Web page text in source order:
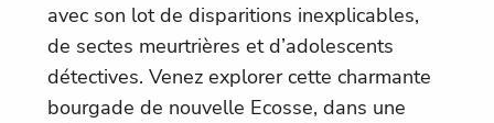
avec son lot de disparitions inexplicables,
de sectes meurtrières et d’adolescents
détectives. Venez explorer cette charmante
bourgade de nouvelle Ecosse, dans une